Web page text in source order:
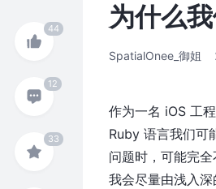
为什么
SpatialOnee_御姐
作为一名 iOS 工
Ruby 语言我们可
问题时，可能完
我会尽量由浅入